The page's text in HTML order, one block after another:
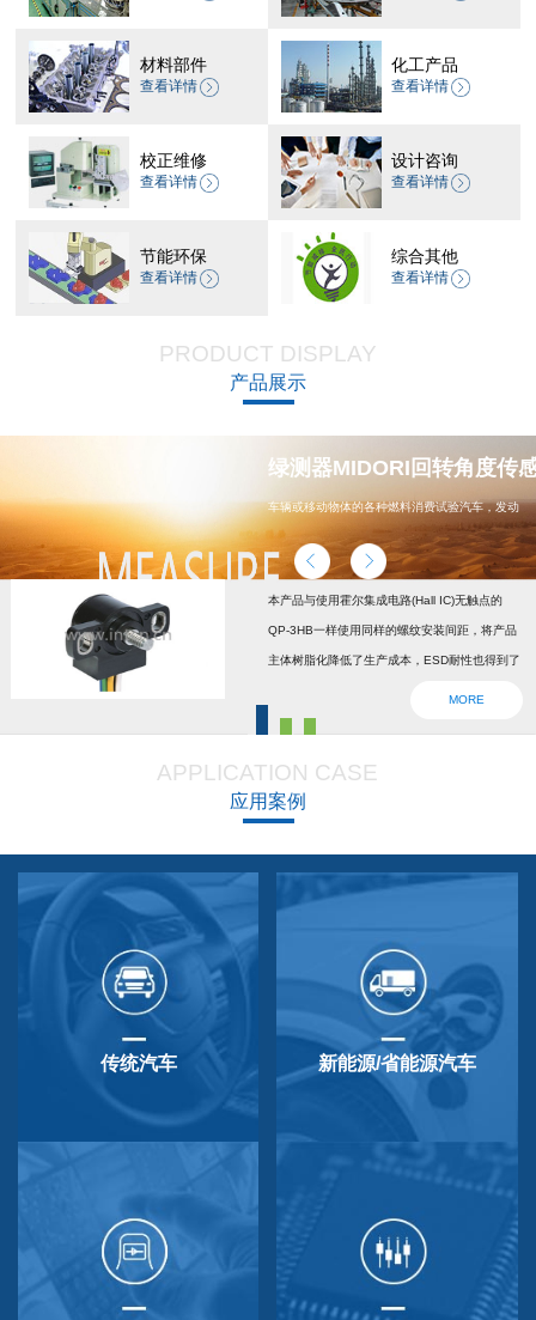
材料部件
查看详情
化工产品
查看详情
校正维修
查看详情
设计咨询
查看详情
节能环保
查看详情
综合其他
查看详情
PRODUCT DISPLAY
产品展示
绿测器MIDORI回转角度传
车辆或移动物体的各种燃料消费试验汽车，发动
机，汽车配件，能源
本产品与使用霍尔集成电路(Hall IC)无触点的
QP-3HB一样使用同样的螺纹安装间距，将产品
主体树脂化降低了生产成本，ESD耐性也得到了
设回位弹簧，防震动防撞击功能强大，防尘防
QP-3HB标准相同。本产品在游船、铲运车的遥
控手柄、卡车离合器和换挡等方面要求较高的领
MORE
APPLICATION CASE
应用案例
传统汽车 新能源/省能源汽车